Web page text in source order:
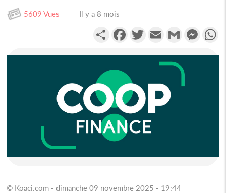
5609 Vues Il y a 8 mois
PartagerFacebookTwitterEmail Gmail
© Koaci.com - dimanche 09 novembre 2025 - 19:44